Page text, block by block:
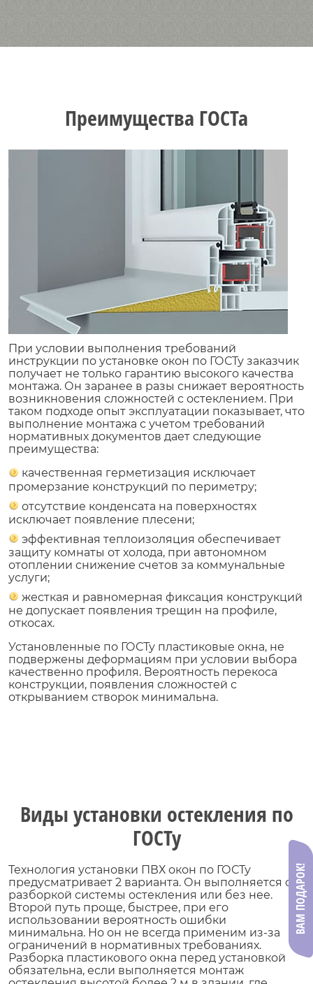
Преимущества ГОСТа
При условии выполнения требований
инструкции по установке окон по ГОСТу заказчик
получает не только гарантию высокого качества
монтажа. Он заранее в разы снижает вероятность
возникновения сложностей с остеклением. При
таком подходе опыт эксплуатации показывает, что
выполнение монтажа с учетом требований
нормативных документов дает следующие
преимущества:
качественная герметизация исключает
промерзание конструкций по периметру;
отсутствие конденсата на поверхностях
исключает появление плесени;
эффективная теплоизоляция обеспечивает
защиту комнаты от холода, при автономном
отоплении снижение счетов за коммунальные
услуги;
жесткая и равномерная фиксация конструкций
не допускает появления трещин на профиле,
откосах.
Установленные по ГОСТу пластиковые окна, не
подвержены деформациям при условии выбора
качественно профиля. Вероятность перекоса
конструкции, появления сложностей с
открыванием створок минимальна.
Виды установки остекления по
ГОСТу
Технология установки ПВХ окон по ГОСТу
предусматривает 2 варианта. Он выполняется с
разборкой системы остекления или без нее.
Второй путь проще, быстрее, при его
использовании вероятность ошибки
минимальна. Но он не всегда применим из-за
ограничений в нормативных требованиях.
Разборка пластикового окна перед установкой
обязательна, если выполняется монтаж
ВАМ ПОДАРОК!